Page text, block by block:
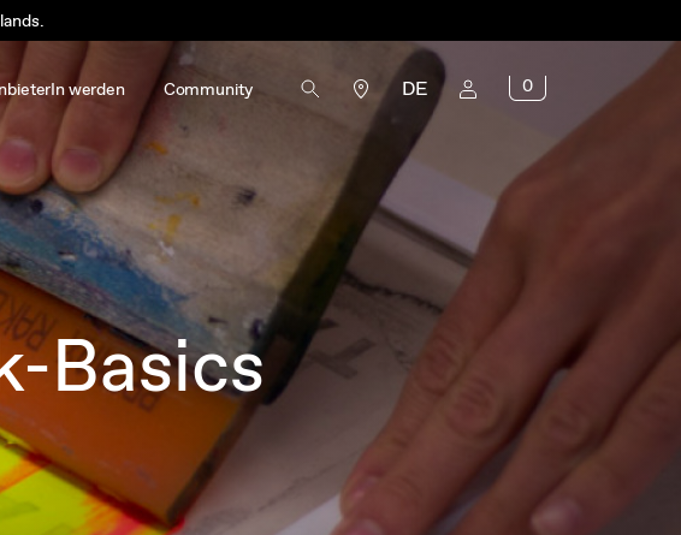
werden Community DE 0
Basics